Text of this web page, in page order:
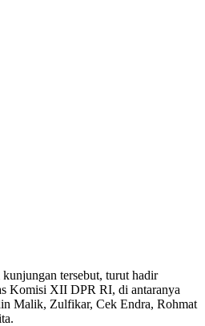
tersebut, turut hadir
Komisi XII DPR RI, di antaranya
Malik, Zulfikar, Cek Endra, Rohmat